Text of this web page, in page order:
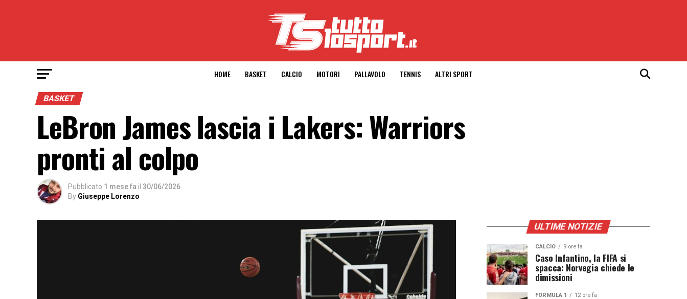
HOME BASKET CALCIO MOTORI PALLAVOLO TENNIS ALTRI SPORT
BASKET
LeBron James lascia i Lakers: Warriors
pronti al colpo
Pubblicato 1 mese fa il 30/06/2026
By Giuseppe Lorenzo
ULTIME NOTIZIE
CALCIO 9 ore fa
Caso Infantino, la FIFA si
spacca: Norvegia chiede le
dimissioni
FORMULA 1 12 ore fa